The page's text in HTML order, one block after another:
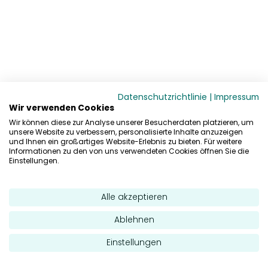
Datenschutzrichtlinie | Impressum
Wir verwenden Cookies
Wir können diese zur Analyse unserer Besucherdaten platzieren, um
unsere Website zu verbessern, personalisierte Inhalte anzuzeigen
und Ihnen ein großartiges Website-Erlebnis zu bieten. Für weitere
Informationen zu den von uns verwendeten Cookies öffnen Sie die
Einstellungen.
Alle akzeptieren
Ablehnen
Einstellungen